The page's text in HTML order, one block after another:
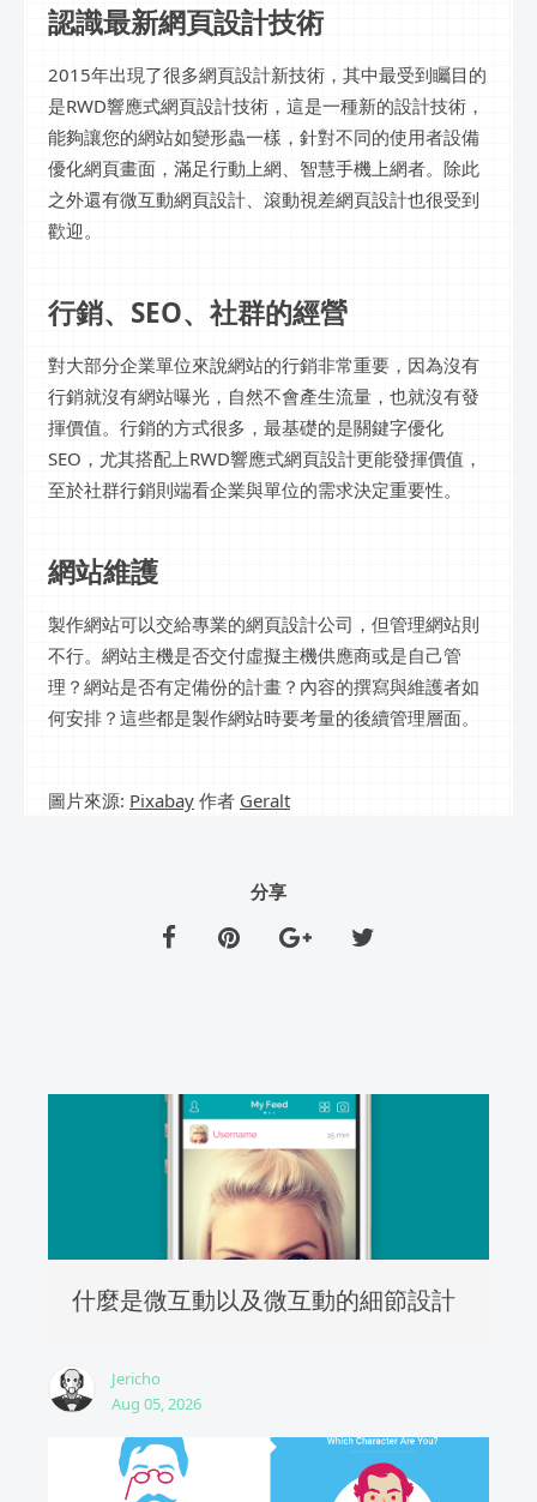
認識最新網頁設計技術
2015年出現了很多網頁設計新技術，其中最受到矚目的
是RWD響應式網頁設計技術，這是一種新的設計技術，
能夠讓您的網站如變形蟲一樣，針對不同的使用者設備
優化網頁畫面，滿足行動上網、智慧手機上網者。除此
之外還有微互動網頁設計、滾動視差網頁設計也很受到
歡迎。
行銷、SEO、社群的經營
對大部分企業單位來說網站的行銷非常重要，因為沒有
行銷就沒有網站曝光，自然不會產生流量，也就沒有發
揮價值。行銷的方式很多，最基礎的是關鍵字優化
SEO，尤其搭配上RWD響應式網頁設計更能發揮價值，
至於社群行銷則端看企業與單位的需求決定重要性。
網站維護
製作網站可以交給專業的網頁設計公司，但管理網站則
不行。網站主機是否交付虛擬主機供應商或是自己管
理？網站是否有定備份的計畫？內容的撰寫與維護者如
何安排？這些都是製作網站時要考量的後續管理層面。
圖片來源: Pixabay 作者 Geralt
分享
什麼是微互動以及微互動的細節設計
Jericho
Aug 05, 2026